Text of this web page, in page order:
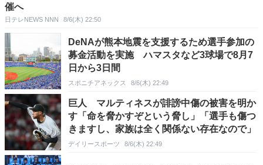
催へ
日テレNEWS NNN 8/6(木) 22:50
DeNAが熊本地震を支援するため選手参加の
募金活動を実施 ハマスタなど3球場で8月7
日から3日間
スポニチアネックス 8/6(木) 22:49
巨人 マルティネスが誹謗中傷の被害を明か
す「命を脅かすぞという脅し」「選手も傷つ
きますし、家族は全く関係ない存在なので」
デイリースポーツ 8/6(木) 22:49